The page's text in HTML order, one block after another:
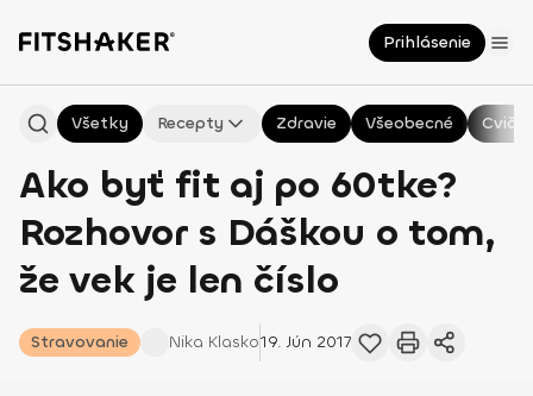
Prihlásenie
Všetky Recepty Zdravie Všeobecné
Ako byť fit aj po 60tke?
Rozhovor s Dáškou o tom,
že vek je len číslo
Stravovanie Nika Klasko19. Jún 2017